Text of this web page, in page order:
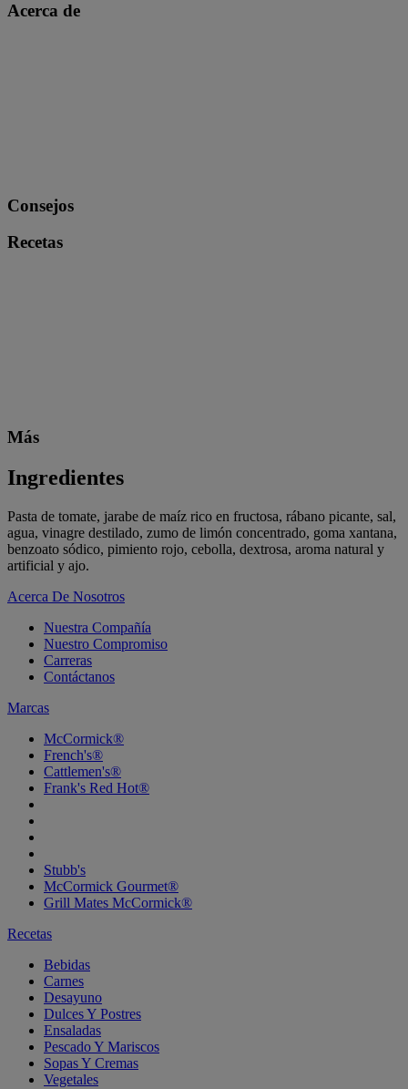
Acerca de
Consejos
Recetas
Más
Ingredientes
Pasta de tomate, jarabe de maíz rico en fructosa, rábano picante, sal,
agua, vinagre destilado, zumo de limón concentrado, goma xantana,
benzoato sódico, pimiento rojo, cebolla, dextrosa, aroma natural y
artificial y ajo.
Acerca De Nosotros
Nuestra Compañía
Nuestro Compromiso
Carreras
Contáctanos
Marcas
McCormick®
French's®
Cattlemen's®
Frank's Red Hot®
Stubb's
McCormick Gourmet®
Grill Mates McCormick®
Recetas
Bebidas
Carnes
Desayuno
Dulces Y Postres
Ensaladas
Pescado Y Mariscos
Sopas Y Cremas
Vegetales